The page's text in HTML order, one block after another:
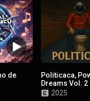
de
Politicaca,
Dreams Vol. 2
2025